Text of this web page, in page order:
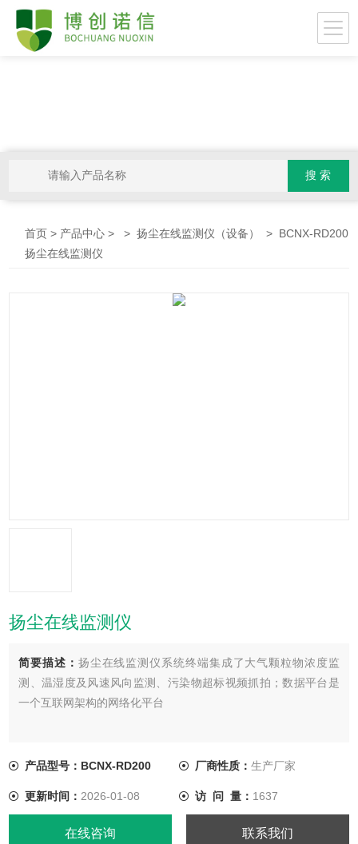
首页 > 产品中心 > >扬尘在线监测仪（设备）
> BCNX-RD200
扬尘在线监测仪
扬尘在线监测仪
简要描述： 扬尘在线监测仪系统终端集成了大气颗粒物浓度监
测、温湿度及风速风向监测、污染物超标视频抓拍；数据平台是
一个互联网架构的网络化平台
产品型号：BCNX-RD200 厂商性质： 生产厂家
更新时间： 2026-01-08 访 问 量： 1637
在线咨询 联系我们